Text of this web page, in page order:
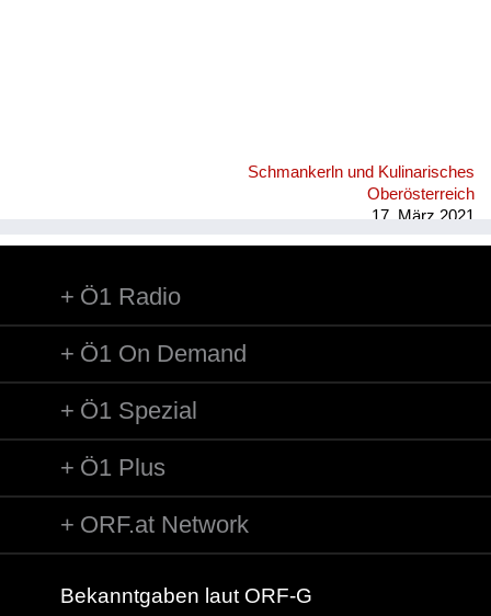
Schmankerln und Kulinarisches
Oberösterreich
17. März 2021
Ö1 Radio
Ö1 On Demand
Ö1 Spezial
Ö1 Plus
ORF.at Network
Bekanntgaben laut ORF-G